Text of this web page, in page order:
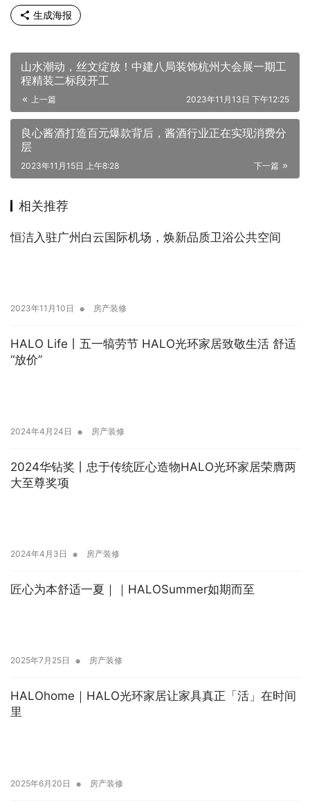
生成海报
山水潮动，丝文绽放！中建八局装饰杭州大会展一期工
程精装二标段开工
上一篇 2023年11月13日 下午12:25
良心酱酒打造百元爆款背后，酱酒行业正在实现消费分
层
下一篇
2023年11月15日 上午8:28
相关推荐
恒洁入驻广州白云国际机场，焕新品质卫浴公共空间
2023年11月10日 • 房产装修
HALO Life丨五一犒劳节 HALO光环家居致敬生活 舒适
“放价”
2024年4月24日 • 房产装修
2024华钻奖丨忠于传统匠心造物HALO光环家居荣膺两
大至尊奖项
2024年4月3日 • 房产装修
匠心为本舒适一夏｜｜HALOSummer如期而至
2025年7月25日 • 房产装修
HALOhome｜HALO光环家居让家具真正「活」在时间
里
2025年6月20日 • 房产装修